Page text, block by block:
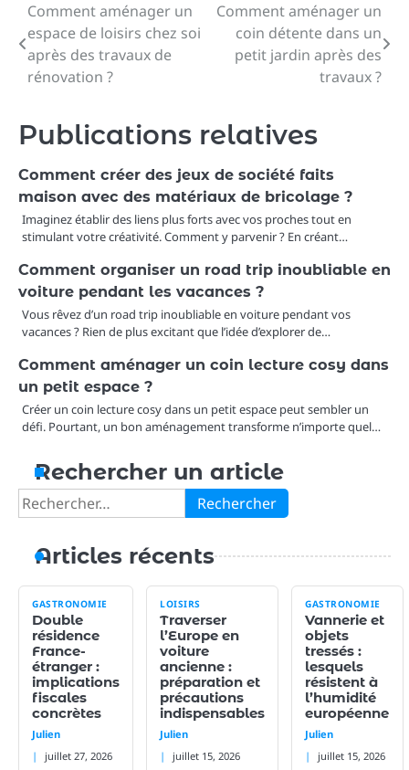
Navigation
de
l’article
Comment aménager un
espace de loisirs chez soi
après des travaux de
rénovation ?
Comment aménager un
coin détente dans un
petit jardin après des
travaux ?
Publications relatives
Comment créer des jeux de société faits
maison avec des matériaux de bricolage ?
Imaginez établir des liens plus forts avec vos proches tout en
stimulant votre créativité. Comment y parvenir ? En créant…
Comment organiser un road trip inoubliable en
voiture pendant les vacances ?
Vous rêvez d’un road trip inoubliable en voiture pendant vos
vacances ? Rien de plus excitant que l’idée d’explorer de…
Comment aménager un coin lecture cosy dans
un petit espace ?
Créer un coin lecture cosy dans un petit espace peut sembler un
défi. Pourtant, un bon aménagement transforme n’importe quel…
Rechercher un article
Rechercher :
Articles récents
GASTRONOMIE
Double
résidence
France-
étranger :
implications
fiscales
concrètes
Julien
juillet 27, 2026
LOISIRS
Traverser
l’Europe en
voiture
ancienne :
préparation et
précautions
indispensables
Julien
juillet 15, 2026
GASTRONOMIE
Vannerie et
objets
tressés :
lesquels
résistent à
l’humidité
européenne
Julien
juillet 15, 2026